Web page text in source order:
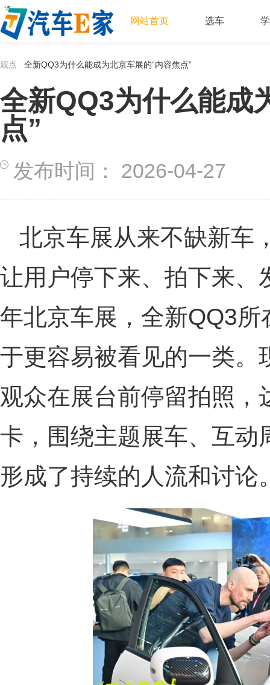
网站首页 选车
观点 全新QQ3为什么能成为北京车展的“内容焦点”
全新QQ3为什么能成
点”
发布时间： 2026-04-27
北京车展从来不缺新车
让用户停下来、拍下来、
年北京车展，全新QQ3
于更容易被看见的一类。
观众在展台前停留拍照，
卡，围绕主题展车、互动
形成了持续的人流和讨论